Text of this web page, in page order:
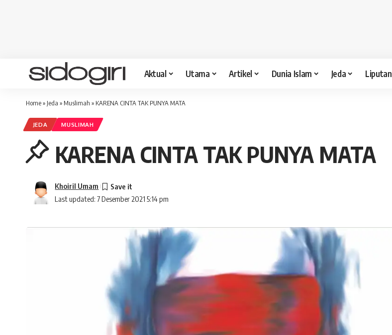
Aktual Utama Artikel Dunia Islam Jeda Liputan
Home» Jeda » Muslimah » KARENA CINTA TAK PUNYA MATA
JEDA MUSLIMAH
KARENA CINTA TAK PUNYA MATA
Last updated: 7 Desember 2021 5:14 pm
Khoiril Umam